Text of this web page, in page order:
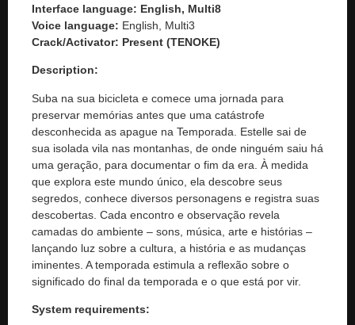
Interface language: English, Multi8
Voice language: English, Multi3
Crack/Activator: Present (TENOKE)
Description:
Suba na sua bicicleta e comece uma jornada para
preservar memórias antes que uma catástrofe
desconhecida as apague na Temporada. Estelle sai de
sua isolada vila nas montanhas, de onde ninguém saiu há
uma geração, para documentar o fim da era. À medida
que explora este mundo único, ela descobre seus
segredos, conhece diversos personagens e registra suas
descobertas. Cada encontro e observação revela
camadas do ambiente – sons, música, arte e histórias –
lançando luz sobre a cultura, a história e as mudanças
iminentes. A temporada estimula a reflexão sobre o
significado do final da temporada e o que está por vir.
System requirements: